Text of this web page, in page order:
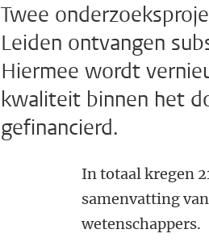
Twee
Leiden ontvangen
Hiermee wordt
kwaliteit binnen het
gefinancierd.
In totaal kregen
samenvatting
wetenschappers.